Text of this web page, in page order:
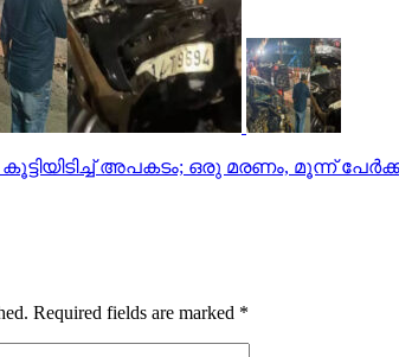
അപകടം; ഒരു മരണം, മൂന്ന്
Required fields are marked *